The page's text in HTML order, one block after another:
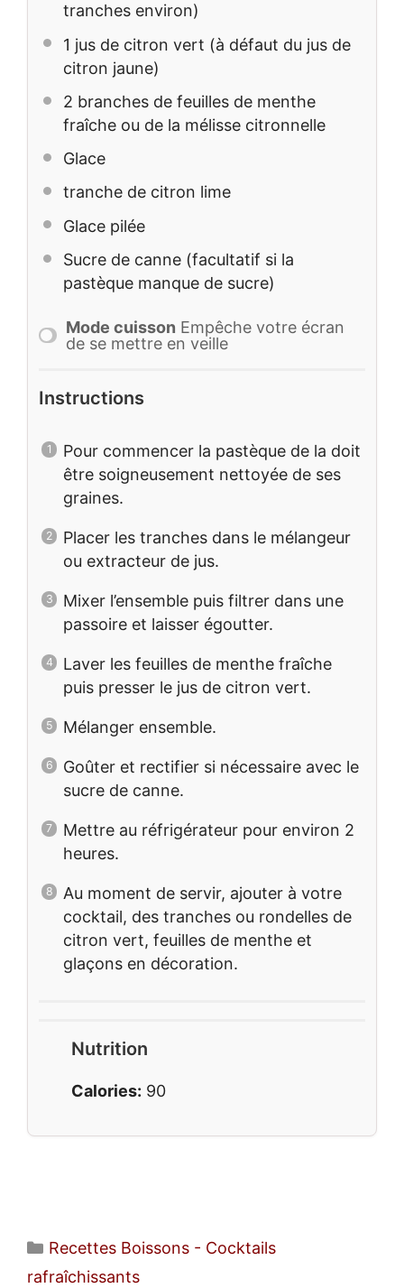
tranches environ)
1 jus de citron vert (à défaut du jus de
citron jaune)
2 branches de feuilles de menthe
fraîche ou de la mélisse citronnelle
Glace
tranche de citron lime
Glace pilée
Sucre de canne (facultatif si la
pastèque manque de sucre)
Mode cuisson Empêche votre écran
de se mettre en veille
Instructions
Pour commencer la pastèque de la doit
être soigneusement nettoyée de ses
graines.
Placer les tranches dans le mélangeur
ou extracteur de jus.
Mixer l’ensemble puis filtrer dans une
passoire et laisser égoutter.
Laver les feuilles de menthe fraîche
puis presser le jus de citron vert.
Mélanger ensemble.
Goûter et rectifier si nécessaire avec le
sucre de canne.
Mettre au réfrigérateur pour environ 2
heures.
Au moment de servir, ajouter à votre
cocktail, des tranches ou rondelles de
citron vert, feuilles de menthe et
glaçons en décoration.
Nutrition
Calories: 90
Catégories
Recettes Boissons - Cocktails
rafraîchissants